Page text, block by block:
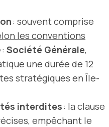
: souvent comprise
les conventions
Société Générale,
une durée de 12
stratégiques en Île-
interdites: la clause
empêchant le